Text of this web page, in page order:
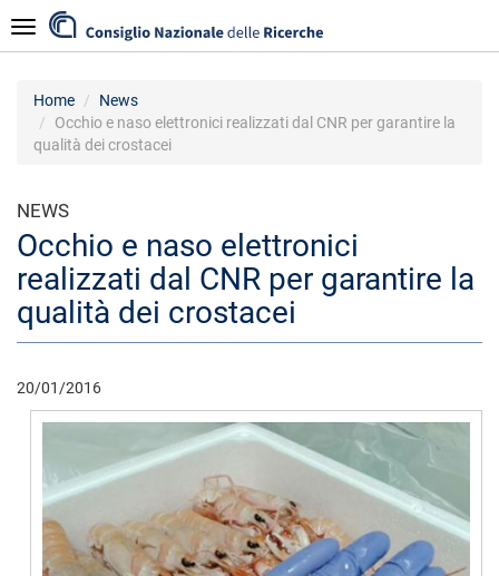
al
contenuto
Navigazione
Home
News
Occhio e naso elettronici realizzati dal CNR per garantire la
qualità dei crostacei
NEWS
Occhio e naso elettronici
realizzati dal CNR per garantire la
qualità dei crostacei
20/01/2016